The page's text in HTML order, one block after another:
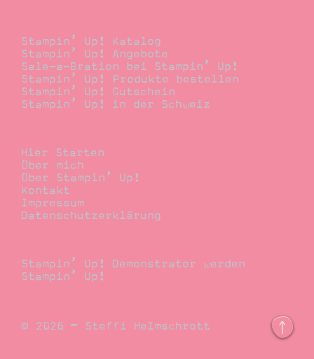
Stampin’ Up! Katalog
Stampin’ Up! Angebote
Sale-a-Bration bei Stampin’ Up!
Stampin’ Up! Produkte bestellen
Stampin’ Up! Gutschein
Stampin’ Up! in der Schweiz
Hier Starten
Über mich
Über Stampin’ Up!
Kontakt
Impressum
Datenschutzerklärung
Stampin’ Up! Demonstrator werden
Stampin’ Up!
© 2026 – Steffi Helmschrott